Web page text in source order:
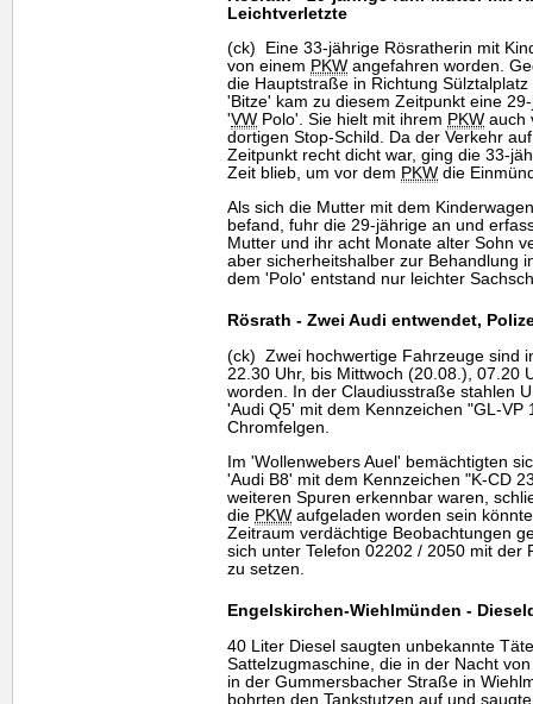
Leichtverletzte
(ck) Eine 33-jährige Rösratherin mit
von einem PKW angefahren worden.
die Hauptstraße in Richtung
'Bitze' kam zu diesem Zeitpunkt eine
'VW Polo'. Sie hielt mit ihrem PKW auch
dortigen Stop-Schild. Da der Verkehr
Zeitpunkt recht dicht war, ging die 33-
Zeit blieb, um vor dem PKW die
Als sich die Mutter mit dem
befand, fuhr die 29-jährige an und
Mutter und ihr acht Monate alter Sohn
aber sicherheitshalber zur Behandlung
dem 'Polo' entstand nur leichter
Rösrath - Zwei Audi entwendet,
(ck) Zwei hochwertige Fahrzeuge sind
22.30 Uhr, bis Mittwoch (20.08.), 07.20
worden. In der Claudiusstraße stahlen
'Audi Q5' mit dem Kennzeichen "GL-VP
Chromfelgen.
Im 'Wollenwebers Auel' bemächtigten
'Audi B8' mit dem Kennzeichen "K-CD
weiteren Spuren erkennbar waren,
die PKW aufgeladen worden sein
Zeitraum verdächtige Beobachtungen
sich unter Telefon 02202 / 2050 mit der
zu setzen.
Engelskirchen-Wiehlmünden -
40 Liter Diesel saugten unbekannte
Sattelzugmaschine, die in der Nacht
in der Gummersbacher Straße in
bohrten den Tankstutzen auf und